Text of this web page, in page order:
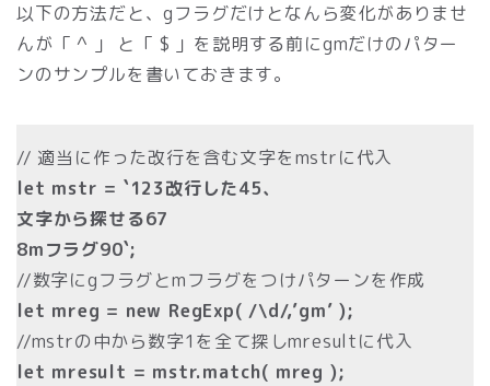
以下の方法だと、gフラグだけとなんら変化がありませ
んが「 ^ 」 と「 $ 」を説明する前にgmだけのパター
ンのサンプルを書いておきます。
// 適当に作った改行を含む文字をmstrに代入
let mstr = `123改行した45、
文字から探せる67
8mフラグ90`;
//数字にgフラグとmフラグをつけパターンを作成
let mreg = new RegExp( /\d/,’gm’ );
//mstrの中から数字1を全て探しmresultに代入
let mresult = mstr.match( mreg );